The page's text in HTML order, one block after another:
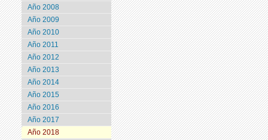
Año 2008
Año 2009
Año 2010
Año 2011
Año 2012
Año 2013
Año 2014
Año 2015
Año 2016
Año 2017
Año 2018